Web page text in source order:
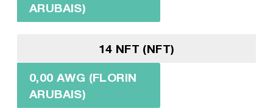
ARUBAIS)
14 NFT (NFT)
0,00 AWG (FLORIN
ARUBAIS)